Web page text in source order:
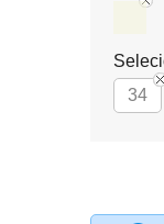
34